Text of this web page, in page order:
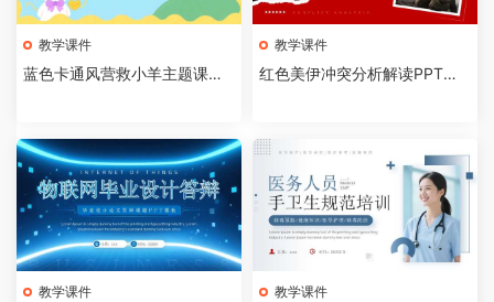
教学课件
蓝色卡通风营救小羊主题课件P
教学课件
红色美伊冲突分析解读PPT模
教学课件 教学课件